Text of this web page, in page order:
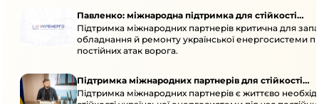
Павленко: міжнародна підтримка для стійкості
енергосистеми
Підтримка міжнародних партнерів критична для
обладнання й ремонту української енергосистеми
постійних атак ворога.
Підтримка міжнародних партнерів для стійкості
енергосистеми
Підтримка міжнародних партнерів є життєво